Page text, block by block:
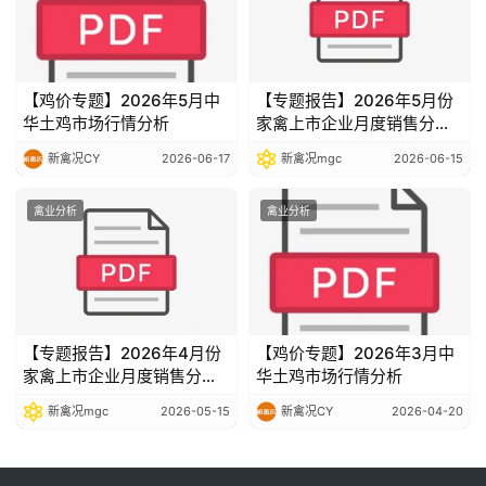
【鸡价专题】2026年5月中
华土鸡市场行情分析
新禽况CY 2026-06-17
【专题报告】2026年5月份
家禽上市企业月度销售分析
报告
新禽况mgc 2026-06-15
禽业分析
【专题报告】2026年4月份
家禽上市企业月度销售分析
报告
新禽况mgc 2026-05-15
禽业分析
【鸡价专题】2026年3月中
华土鸡市场行情分析
新禽况CY 2026-04-20